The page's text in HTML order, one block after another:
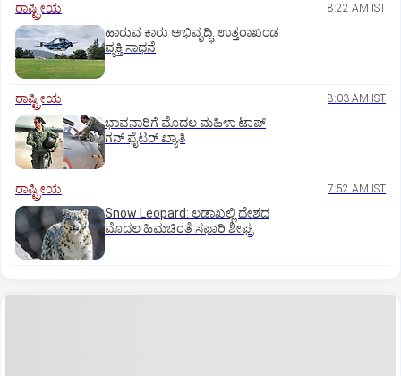
ರಾಷ್ಟ್ರೀಯ 8:22 AM IST
ಹಾರುವ ಕಾರು ಅಭಿವೃದ್ಧಿ: ಉತ್ತರಾಖಂಡ
ವ್ಯಕ್ತಿ ಸಾಧನೆ
ರಾಷ್ಟ್ರೀಯ 8:03 AM IST
ಭಾವನಾರಿಗೆ ಮೊದಲ ಮಹಿಳಾ ಟಾಪ್‌
ಗನ್‌ ಫೈಟರ್‌ ಖ್ಯಾತಿ
ರಾಷ್ಟ್ರೀಯ 7:52 AM IST
Snow Leopard: ಲಡಾಖಲ್ಲಿ ದೇಶದ
ಮೊದಲ ಹಿಮಚಿರತೆ ಸಫಾರಿ ಶೀಘ್ರ